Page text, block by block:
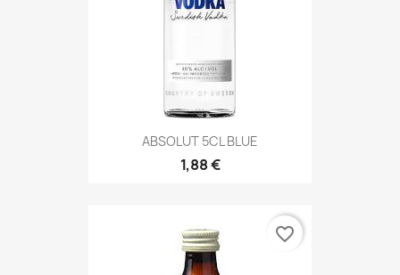
ABSOLUT 5CL BLUE
1,88 €
favorite_border